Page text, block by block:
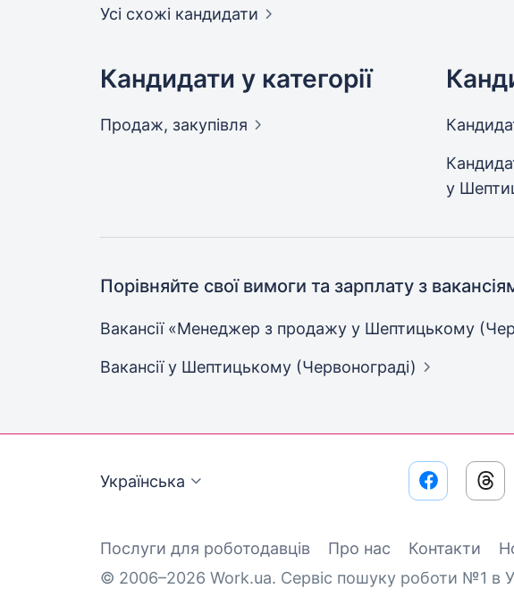
Усі схожі кандидати
Кандидати у категорії
Продаж, закупівля
у
Порівняйте свої вимоги та зарплату з
Вакансії «Менеджер з продажу у Шептицькому
Вакансіїу Шептицькому (Червонограді)
Українська
Послуги для роботодавців Про нас Контакти
© 2006–2026 Work.ua. Сервіс пошуку роботи №1 в